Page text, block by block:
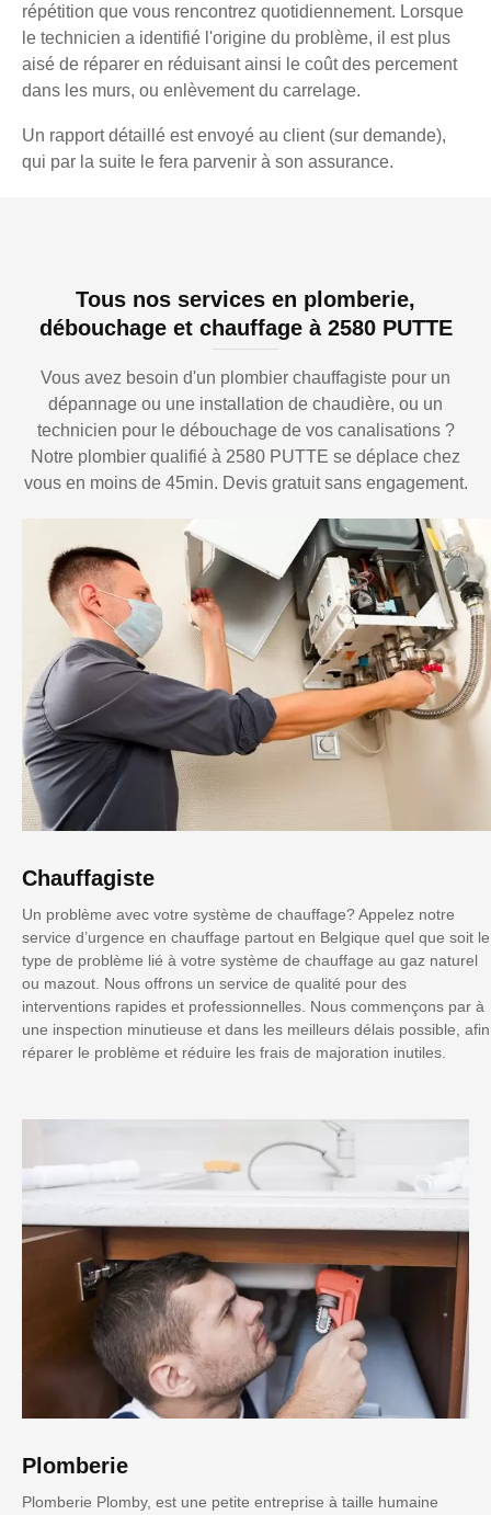
répétition que vous rencontrez quotidiennement. Lorsque
le technicien a identifié l'origine du problème, il est plus
aisé de réparer en réduisant ainsi le coût des percement
dans les murs, ou enlèvement du carrelage.
Un rapport détaillé est envoyé au client (sur demande),
qui par la suite le fera parvenir à son assurance.
Tous nos services en plomberie,
débouchage et chauffage à 2580 PUTTE
Vous avez besoin d'un plombier chauffagiste pour un
dépannage ou une installation de chaudière, ou un
technicien pour le débouchage de vos canalisations ?
Notre plombier qualifié à 2580 PUTTE se déplace chez
vous en moins de 45min. Devis gratuit sans engagement.
Chauffagiste
Un problème avec votre système de chauffage? Appelez notre
service d’urgence en chauffage partout en Belgique quel que soit le
type de problème lié à votre système de chauffage au gaz naturel
ou mazout. Nous offrons un service de qualité pour des
interventions rapides et professionnelles. Nous commençons par à
une inspection minutieuse et dans les meilleurs délais possible, afin
réparer le problème et réduire les frais de majoration inutiles.
Plomberie
Plomberie Plomby, est une petite entreprise à taille humaine